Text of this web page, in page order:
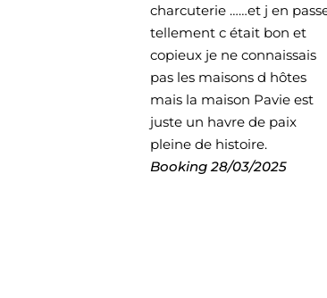
charcuterie ……et j en
tellement c était bon et
copieux je ne connaissais
pas les maisons d hôtes
mais la maison Pavie est
juste un havre de paix
pleine de histoire.
Booking 28/03/2025